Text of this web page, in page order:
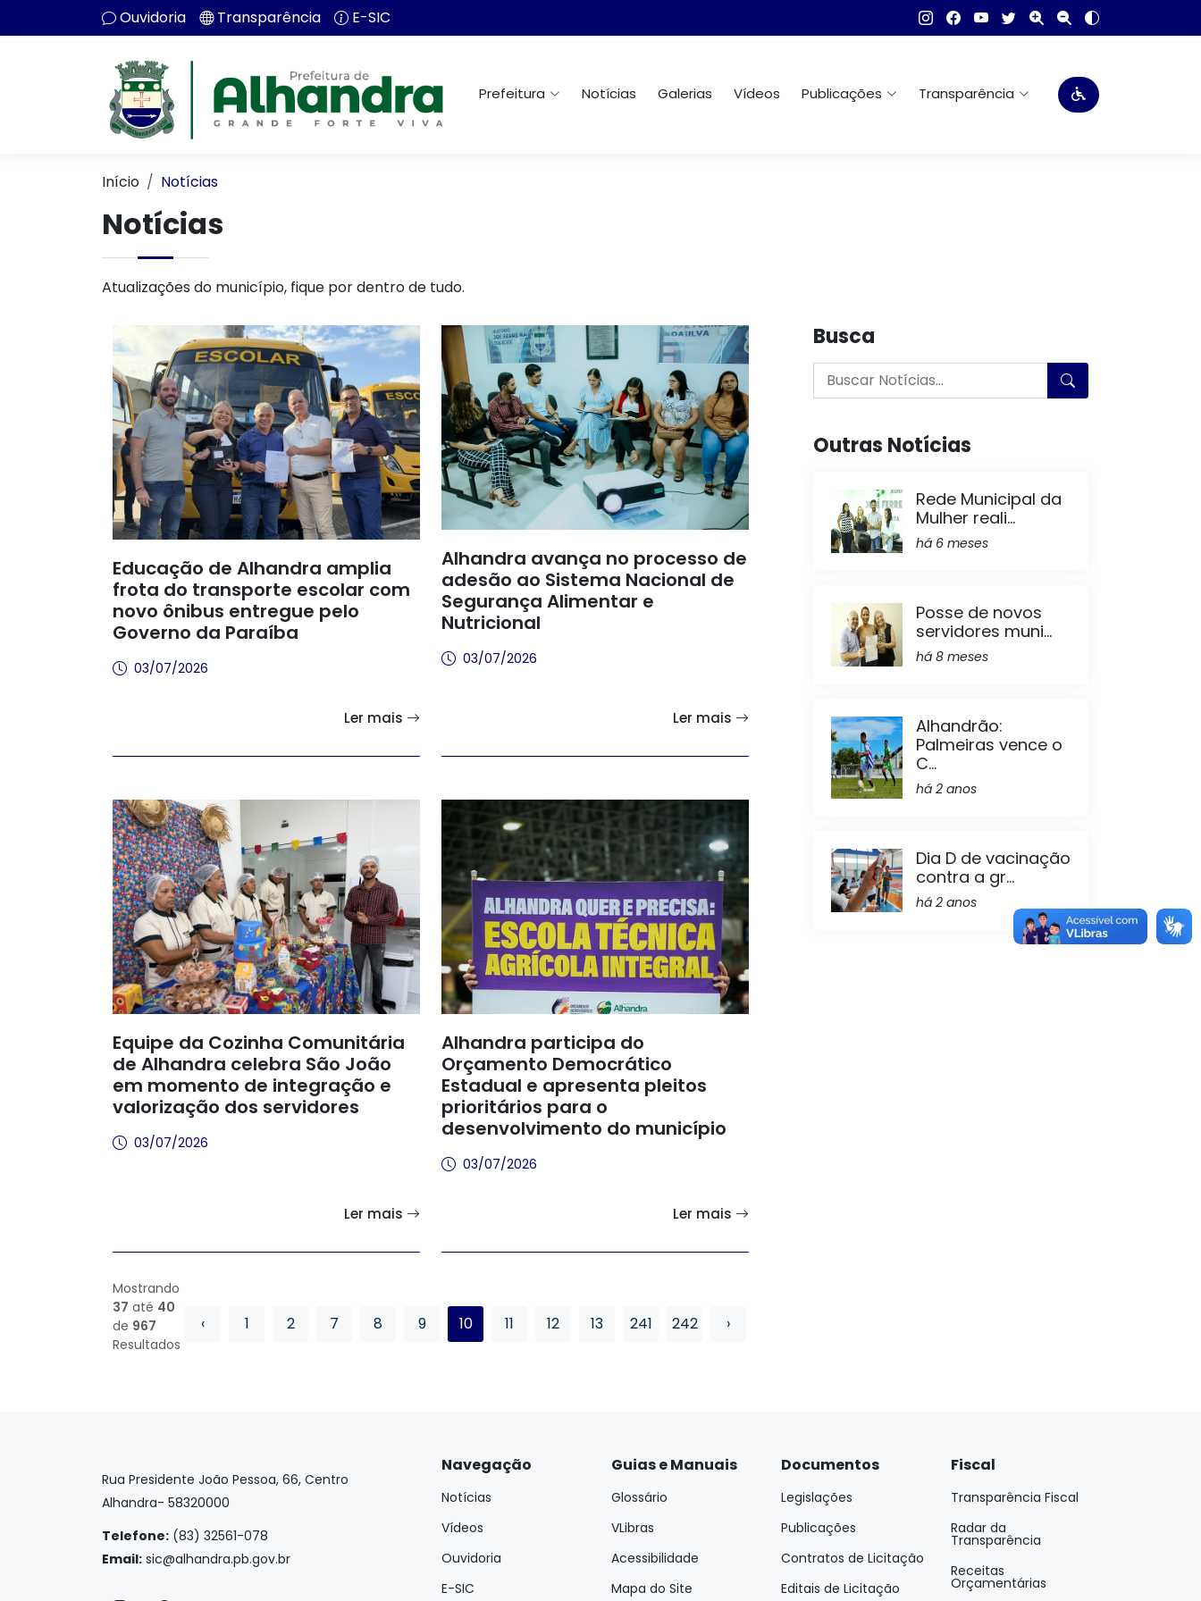
Ouvidoria Transparência E-SIC
Prefeitura Notícias Galerias Vídeos Publicações Transparência
Início Notícias
Notícias
Atualizações do município, fique por dentro de tudo.
Educação de Alhandra amplia
frota do transporte escolar com
novo ônibus entregue pelo
Governo da Paraíba
03/07/2026
Ler mais
Alhandra avança no processo de
adesão ao Sistema Nacional de
Segurança Alimentar e
Nutricional
03/07/2026
Ler mais
Equipe da Cozinha Comunitária
de Alhandra celebra São João
em momento de integração e
valorização dos servidores
03/07/2026
Ler mais
Alhandra participa do
Orçamento Democrático
Estadual e apresenta pleitos
prioritários para o
desenvolvimento do município
03/07/2026
Ler mais
Mostrando
37 até 40
de 967
Resultados
‹ 1 2 7 8 9 10 11 12 13 241 242 ›
Busca
Outras Notícias
Rede Municipal da
Mulher reali...
há 6 meses
Posse de novos
servidores muni...
há 8 meses
Alhandrão:
Palmeiras vence o
C...
há 2 anos
Dia D de vacinação
contra a gr...
há 2 anos
Rua Presidente João Pessoa, 66, Centro
Alhandra- 58320000
Telefone: (83) 32561-078
Email: sic@alhandra.pb.gov.br
Navegação
Notícias
Vídeos
Ouvidoria
E-SIC
Guias e Manuais
Glossário
VLibras
Acessibilidade
Mapa do Site
Documentos
Legislações
Publicações
Contratos de Licitação
Editais de Licitação
Fiscal
Transparência Fiscal
Radar da
Transparência
Receitas
Orçamentárias